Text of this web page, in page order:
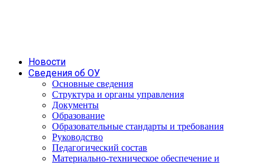
Новости
Сведения об ОУ
Основные сведения
Структура и органы управления
Документы
Образование
Образовательные стандарты и требования
Руководство
Педагогический состав
Материально-техническое обеспечение и